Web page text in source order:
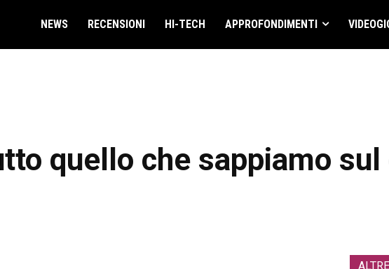
NEWS RECENSIONI HI-TECH APPROFONDIMENTI
quello che sappiamo sul